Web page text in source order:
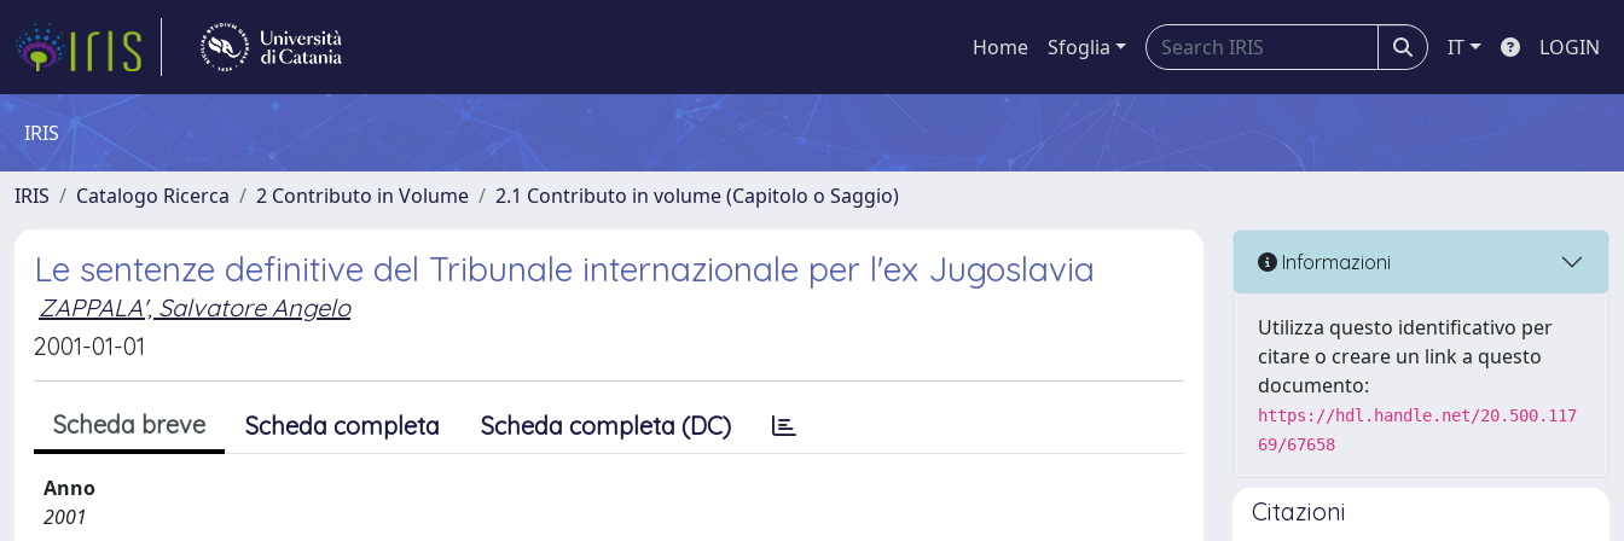
Home Sfoglia IT LOGIN
IRIS
IRIS Catalogo Ricerca 2 Contributo in Volume 2.1 Contributo in volume (Capitolo o Saggio)
Le sentenze definitive del Tribunale internazionale per l'ex Jugoslavia
ZAPPALA', Salvatore Angelo
2001-01-01
Scheda breve Scheda completa Scheda completa (DC)
Anno
2001
Informazioni
Utilizza questo identificativo per
citare o creare un link a questo
documento:
https://hdl.handle.net/20.500.117
69/67658
Citazioni